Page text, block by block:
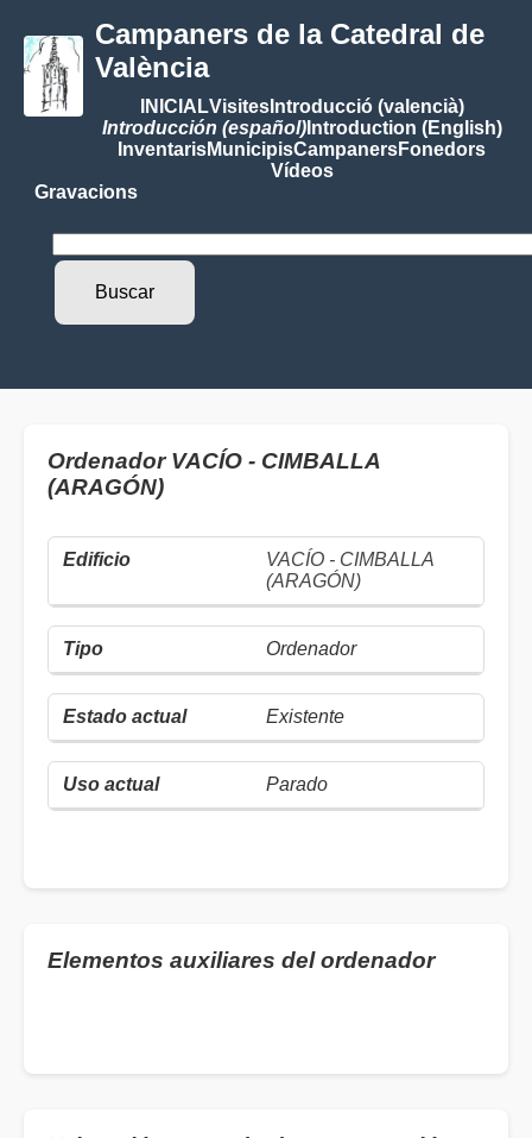
Campaners de la Catedral de
València
INICIALVisitesIntroducció (valencià)
Introducción (español)Introduction (English)
InventarisMunicipisCampanersFonedors
Vídeos
Gravacions
Ordenador VACÍO - CIMBALLA
(ARAGÓN)
VACÍO - CIMBALLA
(ARAGÓN)
Ordenador
Existente
Parado
Elementos auxiliares del ordenador